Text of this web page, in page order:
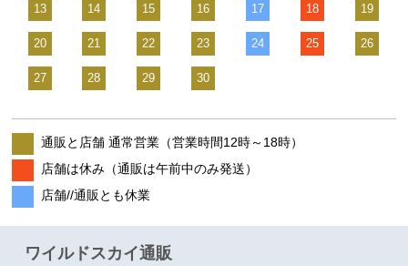
13 14 15 16 17 18 19
20 21 22 23 24 25 26
27 28 29 30
通販と店舗 通常営業（営業時間12時～18時）
店舗は休み（通販は午前中のみ発送）
店舗//通販とも休業
ワイルドスカイ通販